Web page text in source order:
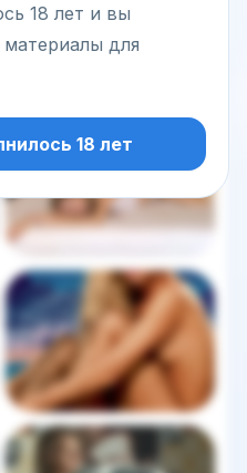
18 лет и вы
для
18 лет